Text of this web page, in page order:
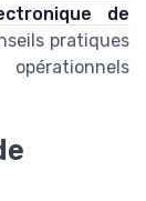
de
pratiques